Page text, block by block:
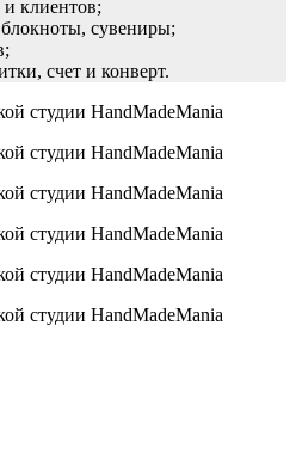
клиентов;
сувениры;
счет и конверт.